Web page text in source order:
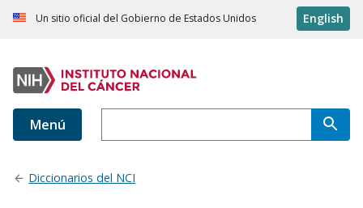
Un sitio oficial del Gobierno de Estados Unidos English
Menú
Diccionarios del NCI